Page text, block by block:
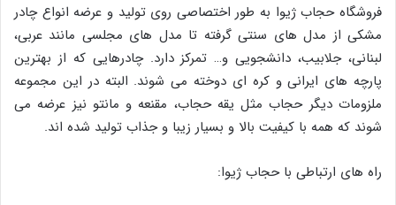
فروشگاه حجاب ژیوا به طور اختصاصی روی تولید و عرضه انواع چادر
مشکی از مدل های سنتی گرفته تا مدل های مجلسی مانند عربی،
لبنانی، جلابیب، دانشجویی و… تمرکز دارد. چادرهایی که از بهترین
پارچه های ایرانی و کره ای دوخته می شوند. البته در این مجموعه
ملزومات دیگر حجاب مثل یقه حجاب، مقنعه و مانتو نیز عرضه می
شوند که همه با کیفیت بالا و بسیار زیبا و جذاب تولید شده اند.
راه های ارتباطی با حجاب ژیوا: